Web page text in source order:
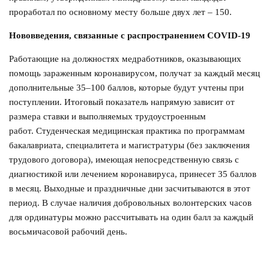
проработал по основному месту больше двух лет – 150.
Нововведения, связанные с распространением COVID-19
Работающие на должностях медработников, оказывающих
помощь зараженным коронавирусом, получат за каждый месяц
дополнительные 35–100 баллов, которые будут учтены при
поступлении. Итоговый показатель напрямую зависит от
размера ставки и выполняемых трудоустроенным
работ. Студенческая медицинская практика по программам
бакалавриата, специалитета и магистратуры (без заключения
трудового договора), имеющая непосредственную связь с
диагностикой или лечением коронавируса, принесет 35 баллов
в месяц. Выходные и праздничные дни засчитываются в этот
период. В случае наличия добровольных волонтерских часов
для ординатуры можно рассчитывать на один балл за каждый
восьмичасовой рабочий день.